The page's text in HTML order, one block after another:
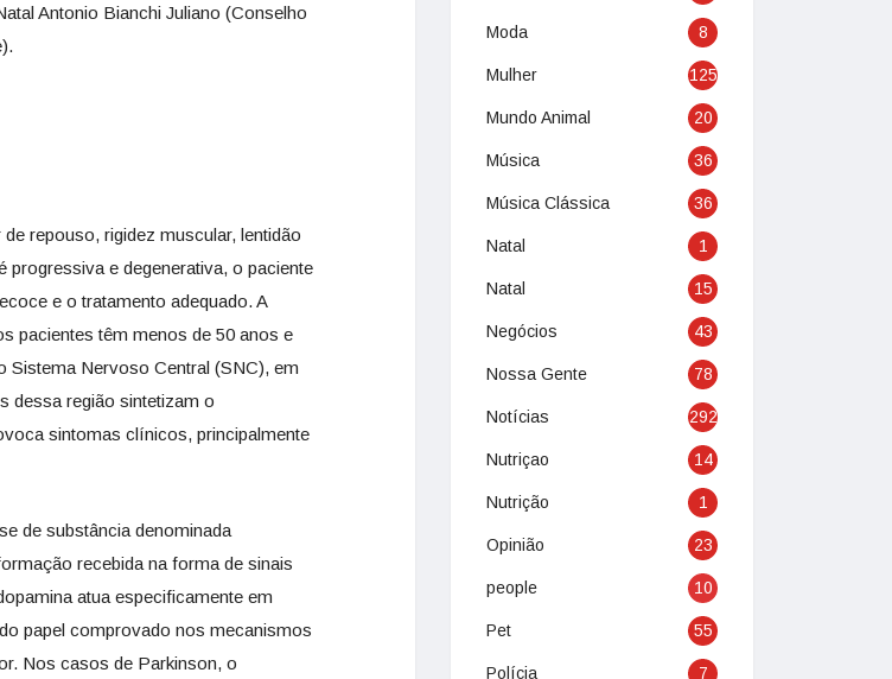
Antonio Bianchi Juliano (Conselho
repouso, rigidez muscular, lentidão
e degenerativa, o paciente
e o tratamento adequado. A
pacientes têm menos de 50 anos e
Sistema Nervoso Central (SNC), em
dessa região sintetizam o
sintomas clínicos, principalmente
de substância denominada
recebida na forma de sinais
atua especificamente em
papel comprovado nos mecanismos
Nos casos de Parkinson, o
Moda 8
Mulher 125
Mundo Animal 20
Música 36
Música Clássica 36
Natal 1
Natal 15
Negócios 43
Nossa Gente 78
Notícias 292
Nutriçao 14
Nutrição 1
Opinião 23
people 10
Pet 55
Polícia 7